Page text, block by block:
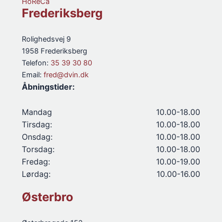
Frederiksberg
Rolighedsvej 9
1958 Frederiksberg
Telefon: 35 39 30 80
Email: fred@dvin.dk
Åbningstider:
Mandag
10.00-18.00
Tirsdag:
10.00-18.00
Onsdag:
10.00-18.00
Torsdag:
10.00-18.00
Fredag:
10.00-19.00
Lørdag:
10.00-16.00
Østerbro